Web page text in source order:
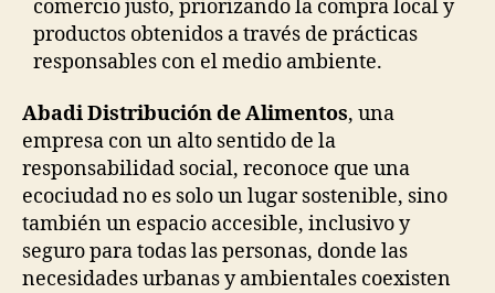
comercio justo, priorizando la compra local y
productos obtenidos a través de prácticas
responsables con el medio ambiente.
Abadi Distribución de Alimentos, una
empresa con un alto sentido de la
responsabilidad social, reconoce que una
ecociudad no es solo un lugar sostenible, sino
también un espacio accesible, inclusivo y
seguro para todas las personas, donde las
necesidades urbanas y ambientales coexisten